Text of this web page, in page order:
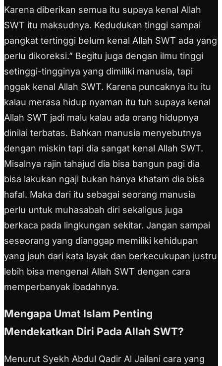
Karena diberikan semua itu supaya kenal Allah
SWT itu maksudnya. Kedudukan tinggi sampai
pangkat tertinggi belum kenal Allah SWT ada yang
perlu dikoreksi.” Begitu juga dengan ilmu tinggi
setinggi-tingginya yang dimiliki manusia, tapi
nggak kenal Allah SWT. Karena puncaknya itu itu
kalau merasa hidup nyaman itu tuh supaya kenal
Allah SWT jadi malu kalau ada orang hidupnya
dinilai terbatas. Bahkan manusia menyebutnya
dengan miskin tapi dia sangat kenal Allah SWT.
Misalnya rajin tahajud dia bisa bangun pagi dia
bisa lakukan ngaji bukan hanya khatam dia bisa
hafal. Maka dari itu sebagai seorang manusia
perlu untuk muhasabah diri sekaligus juga
berkaca pada lingkungan sekitar. Jangan sampai
seseorang yang dianggap memiliki kehidupan
yang jauh dari kata layak dan berkecukupan justru
lebih bisa mengenal Allah SWT dengan cara
memperbanyak ibadahnya.
Mengapa Umat Islam Penting
Mendekatkan Diri Pada Allah SWT?
Menurut Syekh Abdul Qadir Al Jailani cara yang